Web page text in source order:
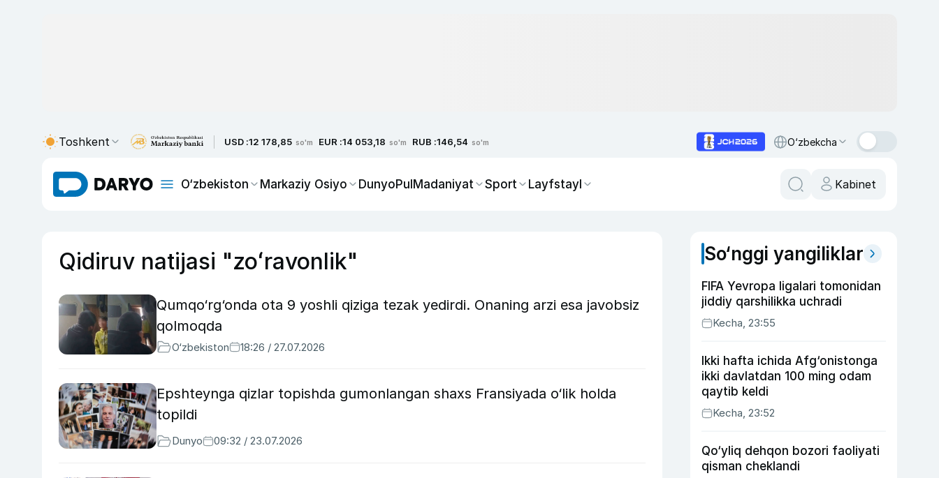
Toshkent USD :12 178,85 so'm EUR :14 053,18 so'm RUB :146,54 so'm O‘zbekcha
O‘zbekiston Markaziy Osiyo DunyoPulMadaniyat Sport Layfstayl Kabinet
Qidiruv natijasi "zoʻravonlik"
Qumqo‘rg‘onda ota 9 yoshli qiziga tezak yedirdi. Onaning arzi esa javobsiz
qolmoqda
O‘zbekiston 18:26 / 27.07.2026
Epshteynga qizlar topishda gumonlangan shaxs Fransiyada o‘lik holda
topildi
Dunyo 09:32 / 23.07.2026
So‘nggi yangiliklar
FIFA Yevropa ligalari tomonidan
jiddiy qarshilikka uchradi
Kecha, 23:55
Ikki hafta ichida Afg‘onistonga
ikki davlatdan 100 ming odam
qaytib keldi
Kecha, 23:52
Qo‘yliq dehqon bozori faoliyati
qisman cheklandi